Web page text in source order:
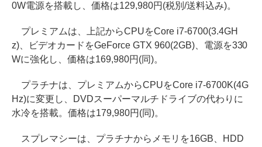
0W電源を搭載し、価格は129,980円(税別/送料込み)。
プレミアムは、上記からCPUをCore i7-6700(3.4GH
z)、ビデオカードをGeForce GTX 960(2GB)、電源を330
Wに強化し、価格は169,980円(同)。
プラチナは、プレミアムからCPUをCore i7-6700K(4G
Hz)に変更し、DVDスーパーマルチドライブの代わりに
水冷を搭載。価格は179,980円(同)。
スプレマシーは、プラチナからメモリを16GB、HDD